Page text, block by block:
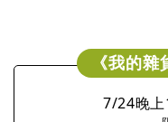
《我的雜
7/24晚